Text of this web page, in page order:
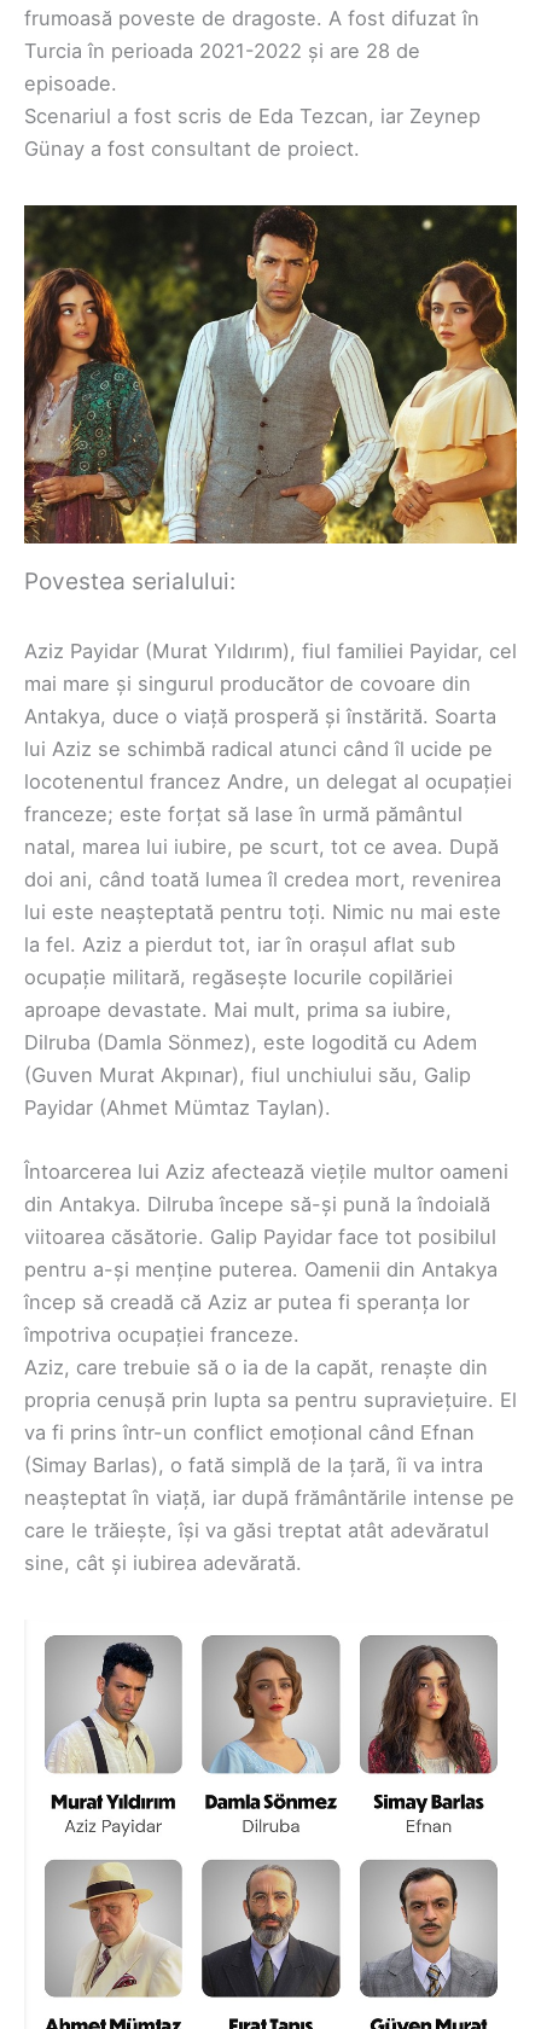
frumoasă poveste de dragoste. A fost difuzat în
Turcia în perioada 2021-2022 și are 28 de
episoade.
Scenariul a fost scris de Eda Tezcan, iar Zeynep
Günay a fost consultant de proiect.
Povestea serialului:
Aziz Payidar (Murat Yıldırım), fiul familiei Payidar, cel
mai mare și singurul producător de covoare din
Antakya, duce o viață prosperă și înstărită. Soarta
lui Aziz se schimbă radical atunci când îl ucide pe
locotenentul francez Andre, un delegat al ocupației
franceze; este forțat să lase în urmă pământul
natal, marea lui iubire, pe scurt, tot ce avea. După
doi ani, când toată lumea îl credea mort, revenirea
lui este neașteptată pentru toți. Nimic nu mai este
la fel. Aziz a pierdut tot, iar în orașul aflat sub
ocupație militară, regăsește locurile copilăriei
aproape devastate. Mai mult, prima sa iubire,
Dilruba (Damla Sönmez), este logodită cu Adem
(Guven Murat Akpınar), fiul unchiului său, Galip
Payidar (Ahmet Mümtaz Taylan).
Întoarcerea lui Aziz afectează viețile multor oameni
din Antakya. Dilruba începe să-și pună la îndoială
viitoarea căsătorie. Galip Payidar face tot posibilul
pentru a-și menține puterea. Oamenii din Antakya
încep să creadă că Aziz ar putea fi speranța lor
împotriva ocupației franceze.
Aziz, care trebuie să o ia de la capăt, renaște din
propria cenușă prin lupta sa pentru supraviețuire. El
va fi prins într-un conflict emoțional când Efnan
(Simay Barlas), o fată simplă de la țară, îi va intra
neașteptat în viață, iar după frământările intense pe
care le trăiește, își va găsi treptat atât adevăratul
sine, cât și iubirea adevărată.